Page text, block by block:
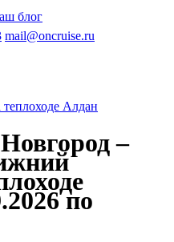
Все города
В Ростов-на-Дону
ОкеПо Енисею
блог
mail@oncruise.ru
Алдан
–
по